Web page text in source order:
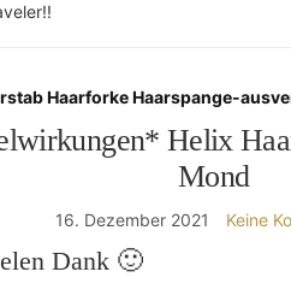
Haarforke Haarspange-
Helix
Mond
16. Dezember 2021 Keine
Dank 🙂